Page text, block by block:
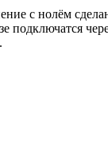
с нолём
подключатся